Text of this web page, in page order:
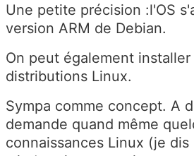
Une petite précision :l'OS
version ARM de Debian.
On peut également
distributions Linux.
Sympa comme concept. A
demande quand même
connaissances Linux (je